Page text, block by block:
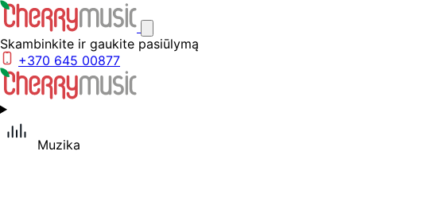
Skambinkite ir gaukite pasiūlymą
+370 645 00877
Muzika